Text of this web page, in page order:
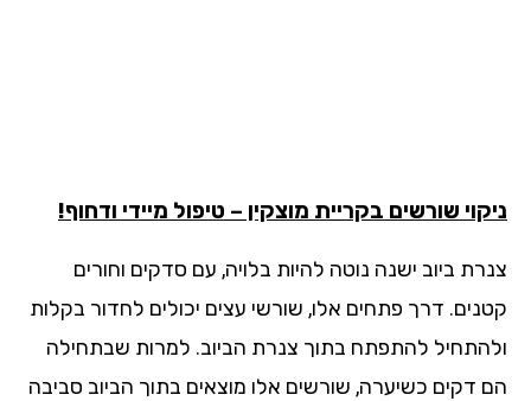
שורשים בקריית מוצקין – טיפול מיידי ודחוף!
ביוב ישנה נוטה להיות בלויה, עם סדקים וחורים
דרך פתחים אלו, שורשי עצים יכולים לחדור בקלות
להתפתח בתוך צנרת הביוב. למרות שבתחילה
דקים כשיערה, שורשים אלו מוצאים בתוך הביוב סביבה